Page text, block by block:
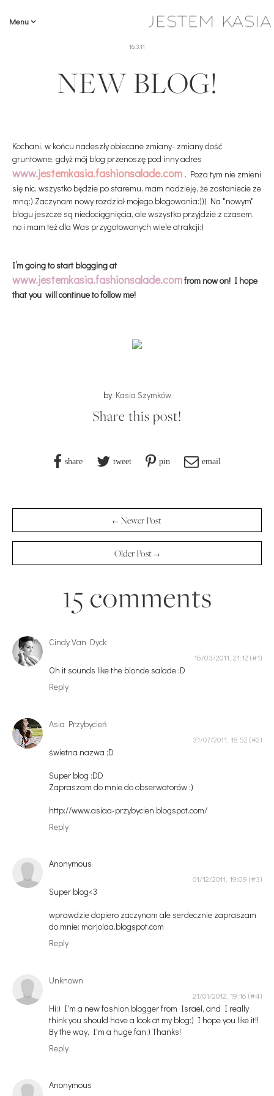
Menu
16.3.11
NEW BLOG!
Kochani, w końcu nadeszły obiecane zmiany- zmiany dość
gruntowne, gdyż mój blog przenoszę pod inny adres
www.jestemkasia.fashionsalade.com . Poza tym nie zmieni
się nic, wszystko będzie po staremu, mam nadzieję, że zostaniecie ze
mną:) Zaczynam nowy rozdział mojego blogowania:))) Na "nowym"
blogu jeszcze są niedociągnięcia, ale wszystko przyjdzie z czasem,
no i mam też dla Was przygotowanych wiele atrakcji:)
I’m going to start blogging at
www.jestemkasia.fashionsalade.comfrom now on! I hope
that you will continue to follow me!
by Kasia Szymków
Share this post!
share tweet pin email
← Newer Post
Older Post →
15 comments
Cindy Van Dyck
16/03/2011, 21:12
Oh it sounds like the blonde salade :D
Reply
Asia Przybycień
31/07/2011, 18:52
świetna nazwa ;D
Super blog :DD
Zapraszam do mnie do obserwatorów ;)
http://www.asiaa-przybycien.blogspot.com/
Reply
Anonymous
01/12/2011, 19:09
Super blog<3
wprawdzie dopiero zaczynam ale serdecznie zapraszam
do mnie: marjolaa.blogspot.com
Reply
Unknown
21/01/2012, 19:16
Hi:) I'm a new fashion blogger from Israel, and I really
think you should have a look at my blog:) I hope you like it!!
By the way, I'm a huge fan:) Thanks!
Reply
Anonymous